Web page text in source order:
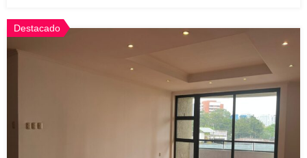
Destacado